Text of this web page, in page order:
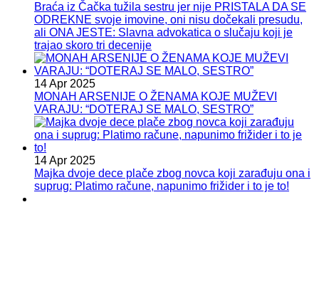
Braća iz Čačka tužila sestru jer nije PRISTALA DA SE
ODREKNE svoje imovine, oni nisu dočekali presudu,
ali ONA JESTE: Slavna advokatica o slučaju koji je
trajao skoro tri decenije
14 Apr 2025
MONAH ARSENIJE O ŽENAMA KOJE MUŽEVI
VARAJU: “DOTERAJ SE MALO, SESTRO”
14 Apr 2025
Majka dvoje dece plače zbog novca koji zarađuju ona i
suprug: Platimo račune, napunimo frižider i to je to!